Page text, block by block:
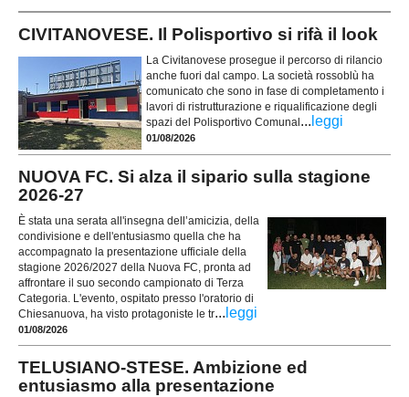
CIVITANOVESE. Il Polisportivo si rifà il look
La Civitanovese prosegue il percorso di rilancio
anche fuori dal campo. La società rossoblù ha
comunicato che sono in fase di completamento i
lavori di ristrutturazione e riqualificazione degli
spazi del Polisportivo Comunal ... leggi
01/08/2026
NUOVA FC. Si alza il sipario sulla stagione
2026-27
È stata una serata all'insegna dell’amicizia, della
condivisione e dell'entusiasmo quella che ha
accompagnato la presentazione ufficiale della
stagione 2026/2027 della Nuova FC, pronta ad
affrontare il suo secondo campionato di Terza
Categoria. L'evento, ospitato presso l'oratorio di
Chiesanuova, ha visto protagoniste le tr... leggi
01/08/2026
TELUSIANO-STESE. Ambizione ed
entusiasmo alla presentazione